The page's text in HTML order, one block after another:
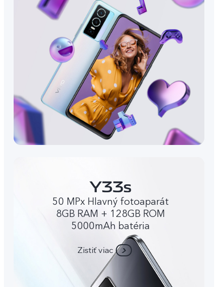
50 MPx Hlavný fotoaparát
8GB RAM + 128GB ROM
5000mAh batéria
Zistiť viac